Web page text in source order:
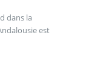
dans la
est